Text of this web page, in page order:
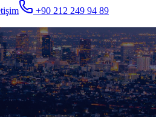
+90 212 249 94 89